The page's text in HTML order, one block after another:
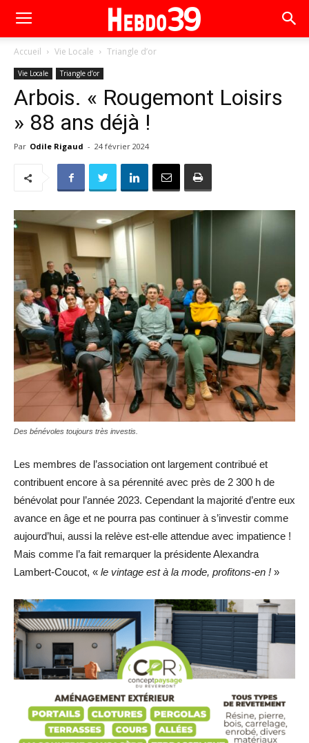
Accueil Vie Locale Triangle d’or
Vie Locale Triangle d’or
Arbois. « Rougemont Loisirs
» 88 ans déjà !
Par Odile Rigaud - 24 février 2024
Des bénévoles toujours très investis.
Les membres de l’association ont largement contribué et
contribuent encore à sa pérennité avec près de 2 300 h de
bénévolat pour l’année 2023. Cependant la majorité d’entre eux
avance en âge et ne pourra pas continuer à s’investir comme
aujourd’hui, aussi la relève est-elle attendue avec impatience !
Mais comme l’a fait remarquer la présidente Alexandra
Lambert-Coucot, « le vintage est à la mode, profitons-en ! »